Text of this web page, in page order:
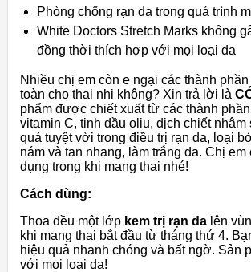
Phòng chống rạn da trong quá trình
White Doctors Stretch Marks không
đồng thời thích hợp với mọi loại da
Nhiều chị em còn e ngại các thành
toàn cho thai nhi không? Xin trả lời là
phẩm được chiết xuất từ các thành
vitamin C, tinh dầu oliu, dịch chiết nhâm
quả tuyệt vời trong điều trị rạn da, loại
nám và tan nhang, làm trắng da. Chị
dụng trong khi mang thai nhé!
Cách dùng:
Thoa đều một lớp kem trị rạn da lên
khi mang thai bắt đầu từ tháng thứ 4.
hiệu quả nhanh chóng và bất ngờ. Sản
với mọi loại da!